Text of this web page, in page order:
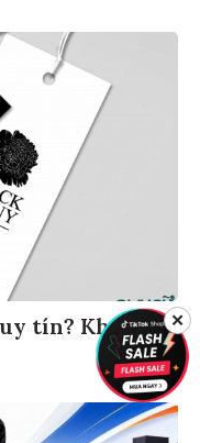
tín? Khám
✕